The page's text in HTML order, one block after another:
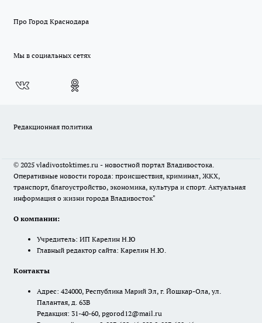
Про Город Краснодара
Мы в социальных сетях
Редакционная политика
© 2025 vladivostoktimes.ru - новостной портал Владивостока.
Оперативные новости города: происшествия, криминал, ЖКХ,
транспорт, благоустройство, экономика, культура и спорт. Актуальная
информация о жизни города Владивосток"
О компании:
Учредитель: ИП Карелин Н.Ю
Главный редактор сайта: Карелин Н.Ю.
Контакты
Адрес: 424000, Республика Марий Эл, г. Йошкар-Ола, ул.
Палантая, д. 63В
Редакция: 31-40-60, pgorod12@mail.ru